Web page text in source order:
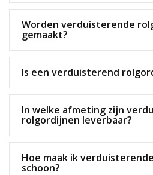
Worden verduisterende
gemaakt?
Is een verduisterend
In welke afmeting zijn
rolgordijnen leverbaar?
Hoe maak ik
schoon?